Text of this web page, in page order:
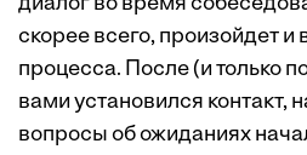
скорее всего, произойдет и
процесса. После (и только
вами установился контакт,
вопросы об ожиданиях